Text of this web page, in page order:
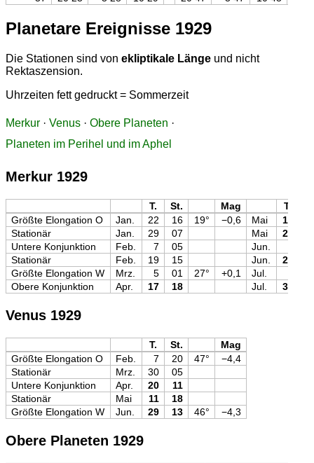
Planetare Ereignisse 1929
Die Stationen sind von ekliptikale Länge und nicht
Rektaszension.
Uhrzeiten fett gedruckt = Sommerzeit
Merkur · Venus · Obere Planeten ·
Planeten im Perihel und im Aphel
Merkur 1929
T. St. Mag T.
Größte Elongation O
Jan. 22 16 19° −0,6 Mai 15
Stationär
Jan. 29 07 Mai 28
Untere Konjunktion
Feb. 7 05 Jun.
Stationär
Feb. 19 15 Jun. 21
Größte Elongation W
Mrz. 5 01 27° +0,1 Jul.
Obere Konjunktion
Apr. 17 18 Jul. 31
Venus 1929
T. St.
Mag
Größte Elongation O
Feb. 7 20 47°
−4,4
Stationär
Mrz. 30
05
Untere Konjunktion
Apr. 20
11
Stationär
Mai 11
18
Größte Elongation W
Jun. 29 13 46° −4,3
Obere Planeten 1929